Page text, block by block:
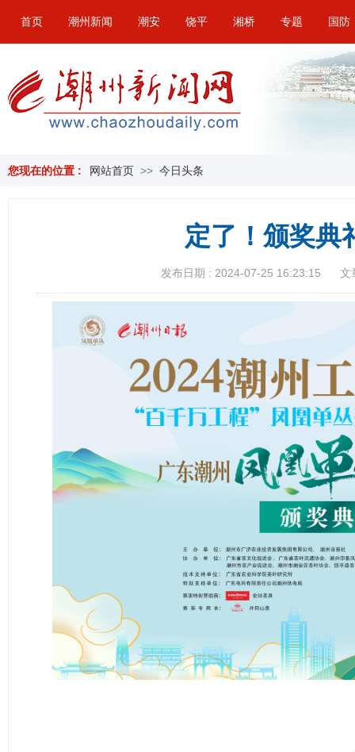
首页 潮州新闻 潮安 饶平 湘桥 专题 国防
您现在的位置 : 网站首页 >> 今日头条
定了！颁奖典
发布日期 : 2024-07-25 16:23:15 文